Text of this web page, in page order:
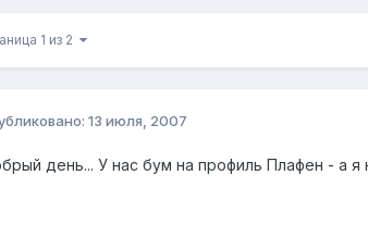
1 из 2
13 июля, 2007
день... У нас бум на профиль Плафен - а я